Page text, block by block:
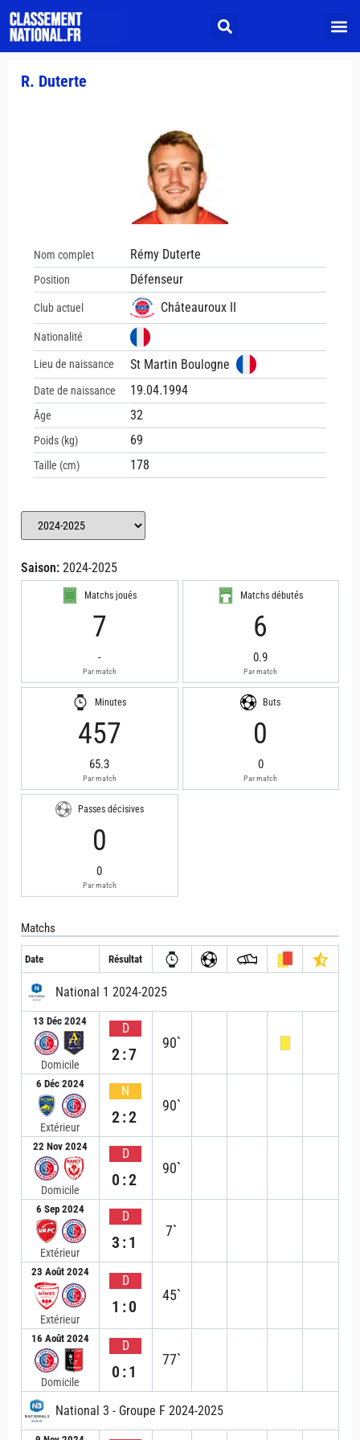
R. Duterte
Nom complet Rémy Duterte
Position Défenseur
Club actuel Châteauroux II
Nationalité
Lieu de naissance St Martin Boulogne
Date de naissance 19.04.1994
Âge 32
Poids (kg) 69
Taille (cm) 178
Saison: 2024-2025
Matchs joués
7
-
Par match
Matchs débutés
6
0.9
Par match
Minutes
457
65.3
Par match
Buts
0
0
Par match
Passes décisives
0
0
Par match
Matchs
Date Résultat
National 1 2024-2025
13 Déc 2024
Domicile
D
2:7
90`
6 Déc 2024
Extérieur
N
2:2
90`
22 Nov 2024
Domicile
D
0:2
90`
6 Sep 2024
Extérieur
D
3:1
7`
23 Août 2024
Extérieur
D
1:0
45`
16 Août 2024
Domicile
D
0:1
77`
National 3 - Groupe F 2024-2025